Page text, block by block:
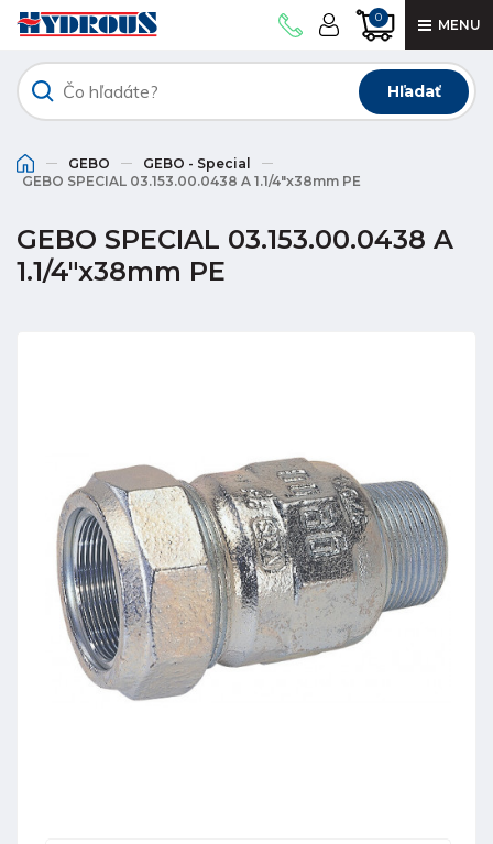
0 MENU
Hľadať
GEBO
GEBO - Special
GEBO SPECIAL 03.153.00.0438 A 1.1/4"x38mm PE
GEBO SPECIAL 03.153.00.0438 A
1.1/4"x38mm PE